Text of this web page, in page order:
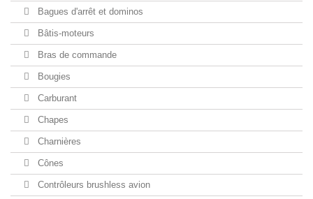
Bagues d'arrêt et dominos
Bâtis-moteurs
Bras de commande
Bougies
Carburant
Chapes
Charnières
Cônes
Contrôleurs brushless avion